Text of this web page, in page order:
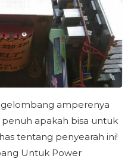
amperenya
apakah bisa untuk
tentang penyearah ini!
Untuk Power